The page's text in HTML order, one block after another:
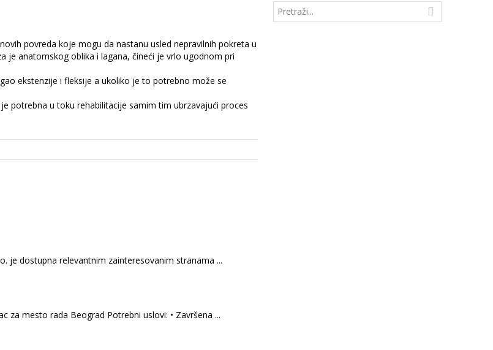
povreda koje mogu da nastanu usled nepravilnih pokreta u
je anatomskog oblika i lagana, čineći je vrlo ugodnom pri
ekstenzije i fleksije a ukoliko je to potrebno može se
potrebna u toku rehabilitacije samim tim ubrzavajući proces
je dostupna relevantnim zainteresovanim stranama ...
za mesto rada Beograd Potrebni uslovi: • Završena ...